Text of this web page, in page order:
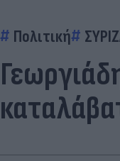
Πολιτική